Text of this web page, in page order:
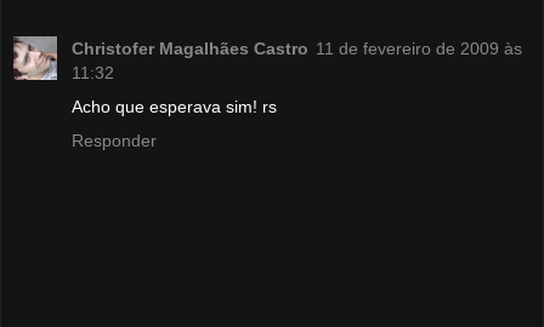
Christofer Magalhães Castro 11 de fevereiro de 2009 às
11:32
Acho que esperava sim! rs
Responder